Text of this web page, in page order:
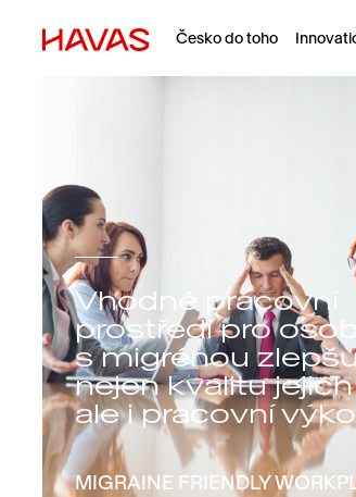
Česko do toho
Vhodné pracovní
prostředí pro
s migrénou
nejen kvalitu
ale i pracovní
MIGRAINE FRIENDLY